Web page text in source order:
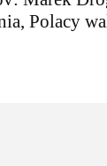
Polacy